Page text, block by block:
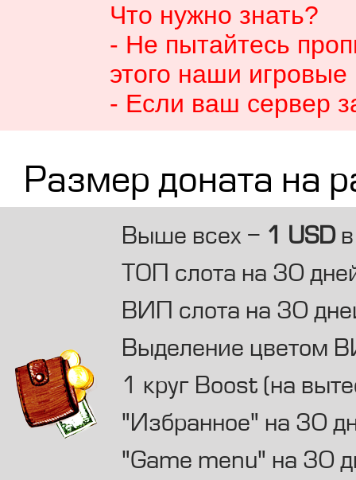
Что нужно знать?
- Не пытайтесь
этого наши
- Если ваш сервер
Размер доната на
Выше всех - 1 USDв
ТОП слота на 30
ВИП слота на 30
Выделение цветом
1 круг Boost (на
"Избранное" на 30
"Game menu" на 30